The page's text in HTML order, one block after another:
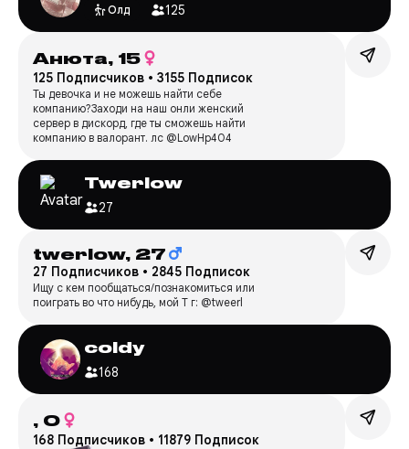
Олд 125
Анюта, 15
125 Подписчиков • 3155 Подписок
Ты девочка и не можешь найти себе
компанию?Заходи на наш онли женский
сервер в дискорд, где ты сможешь найти
компанию в валорант. лс @LowHp404
Twerlow
27
twerlow, 27
27 Подписчиков • 2845 Подписок
Ищу с кем пообщаться/познакомиться или
поиграть во что нибудь, мой T г: @tweerl
coldy
168
, 0
168 Подписчиков • 11879 Подписок